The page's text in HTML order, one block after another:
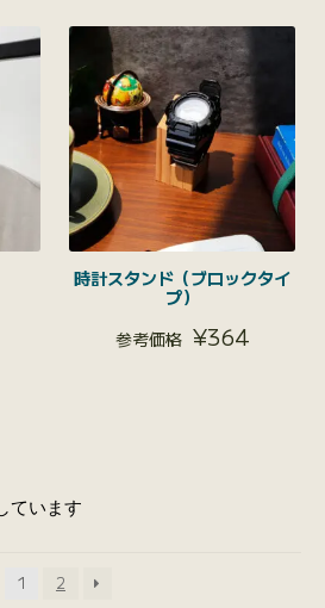
時計スタンド（ブロックタイ
プ）
¥364
ています
1 2